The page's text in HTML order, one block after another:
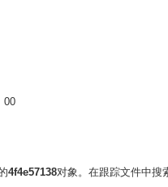
00
4f4e57138对象。在跟踪文件中搜